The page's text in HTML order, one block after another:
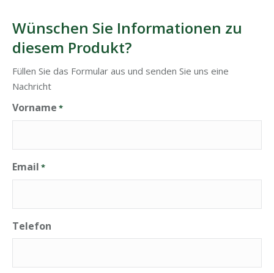
Wünschen Sie Informationen zu
diesem Produkt?
Füllen Sie das Formular aus und senden Sie uns eine
Nachricht
Vorname *
Email *
Telefon